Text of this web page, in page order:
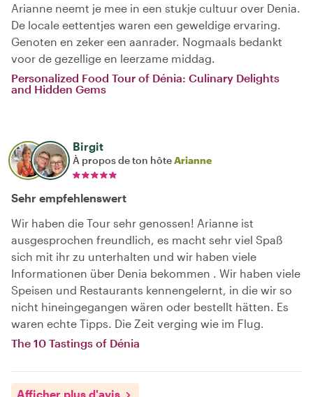
Arianne neemt je mee in een stukje cultuur over Denia.
De locale eettentjes waren een geweldige ervaring.
Genoten en zeker een aanrader. Nogmaals bedankt
voor de gezellige en leerzame middag.
Personalized Food Tour of Dénia: Culinary Delights
and Hidden Gems
Birgit
À propos de ton hôteArianne
Sehr empfehlenswert
Wir haben die Tour sehr genossen! Arianne ist
ausgesprochen freundlich, es macht sehr viel Spaß
sich mit ihr zu unterhalten und wir haben viele
Informationen über Denia bekommen . Wir haben viele
Speisen und Restaurants kennengelernt, in die wir so
nicht hineingegangen wären oder bestellt hätten. Es
waren echte Tipps. Die Zeit verging wie im Flug.
The 10 Tastings of Dénia
Afficher plus d'avis